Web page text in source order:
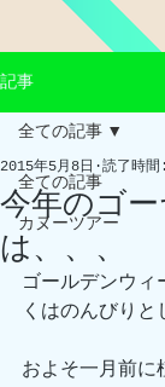
記事
全ての記事
カヌーツアー
全ての記事
今年のゴ
は、、、
2015年5月8日 読了時
ゴールデンウィ
くはのんびりと
およそ一月前に